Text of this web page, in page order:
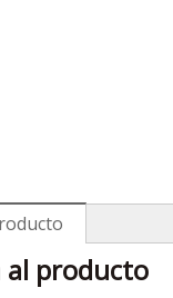
producto